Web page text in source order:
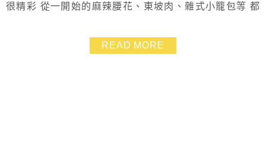
很精彩 從一開始的麻辣腰花、東坡肉、雜式小籠包等 都
菜色 超適合跟家人聚餐，也適合帶長輩來用餐
READ MORE